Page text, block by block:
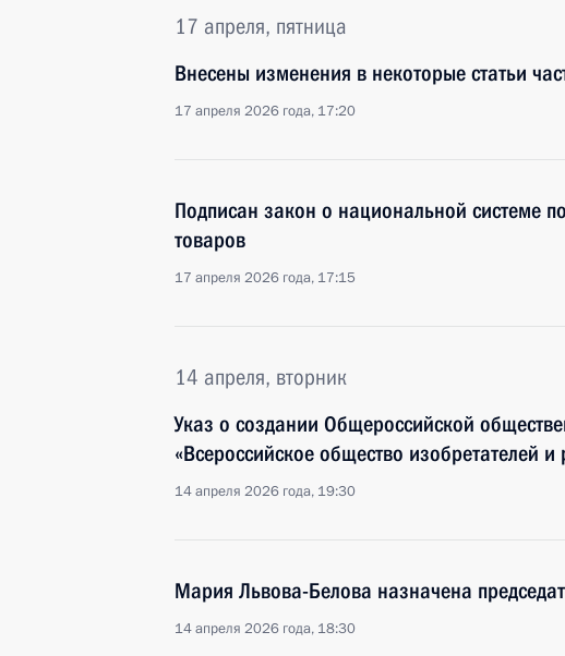
17 апреля, пятница
Внесены изменения в некоторые статьи
17 апреля 2026 года, 17:20
Подписан закон о национальной системе
товаров
17 апреля 2026 года, 17:15
14 апреля, вторник
Указ о создании Общероссийской
«Всероссийское общество изобретателей
14 апреля 2026 года, 19:30
Мария Львова-Белова назначена
14 апреля 2026 года, 18:30